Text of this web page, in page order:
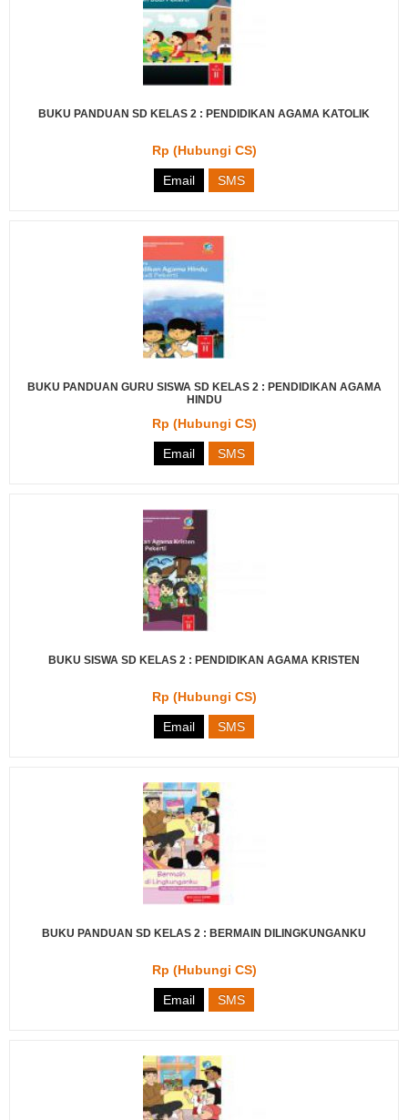
BUKU PANDUAN SD KELAS 2 : PENDIDIKAN AGAMA KATOLIK
Rp (Hubungi CS)
Email SMS
BUKU PANDUAN GURU SISWA SD KELAS 2 : PENDIDIKAN AGAMA
HINDU
Rp (Hubungi CS)
Email SMS
BUKU SISWA SD KELAS 2 : PENDIDIKAN AGAMA KRISTEN
Rp (Hubungi CS)
Email SMS
BUKU PANDUAN SD KELAS 2 : BERMAIN DILINGKUNGANKU
Rp (Hubungi CS)
Email SMS